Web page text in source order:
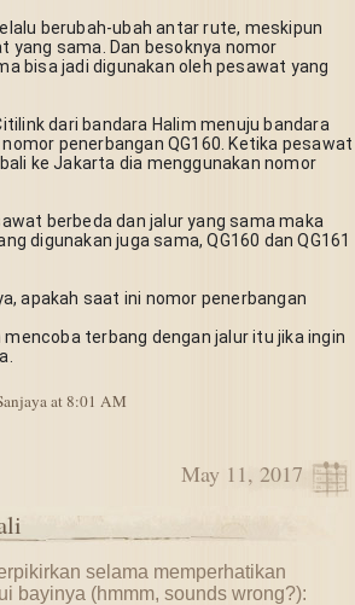
berubah-ubah antar rute, meskipun
yang sama. Dan besoknya nomor
bisa jadi digunakan oleh pesawat yang
dari bandara Halim menuju bandara
penerbangan QG160. Ketika pesawat
ke Jakarta dia menggunakan nomor
berbeda dan jalur yang sama maka
digunakan juga sama, QG160 dan QG161
apakah saat ini nomor penerbangan
mencoba terbang dengan jalur itu jika ingin
at 8:01 AM
May 11, 2017
selama memperhatikan
bayinya (hmmm, sounds wrong?):